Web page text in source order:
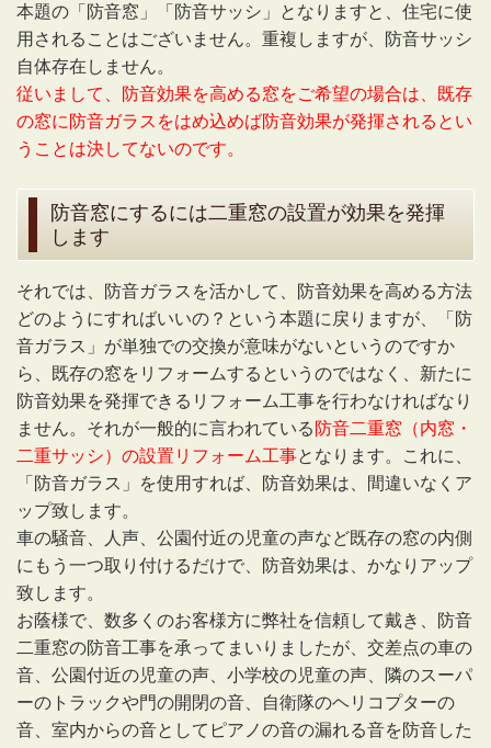
本題の「防音窓」「防音サッシ」となりますと、住宅に使
用されることはございません。重複しますが、防音サッシ
自体存在しません。
従いまして、防音効果を高める窓をご希望の場合は、既存
の窓に防音ガラスをはめ込めば防音効果が発揮されるとい
うことは決してないのです。
防音窓にするには二重窓の設置が効果を発揮
します
それでは、防音ガラスを活かして、防音効果を高める方法
どのようにすればいいの？という本題に戻りますが、「防
音ガラス」が単独での交換が意味がないというのですか
ら、既存の窓をリフォームするというのではなく、新たに
防音効果を発揮できるリフォーム工事を行わなければなり
ません。それが一般的に言われている 防音二重窓（内窓・
二重サッシ）の設置リフォーム工事となります。これに、
「防音ガラス」を使用すれば、防音効果は、間違いなくア
ップ致します。
車の騒音、人声、公園付近の児童の声など既存の窓の内側
にもう一つ取り付けるだけで、防音効果は、かなりアップ
致します。
お蔭様で、数多くのお客様方に弊社を信頼して戴き、防音
二重窓の防音工事を承ってまいりましたが、交差点の車の
音、公園付近の児童の声、小学校の児童の声、隣のスーパ
ーのトラックや門の開閉の音、自衛隊のヘリコプターの
音、室内からの音としてピアノの音の漏れる音を防音した